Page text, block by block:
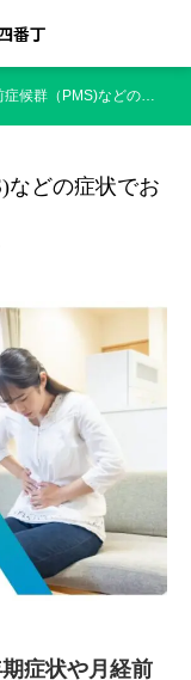
番丁
症候群（PMS)などの…
などの症状でお
症状や月経前